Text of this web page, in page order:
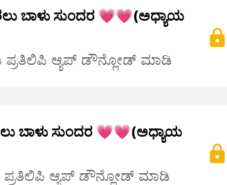
ಬಾಳು ಸುಂದರ 💗💗(ಅಧ್ಯಾಯ
ಪ್ರತಿಲಿಪಿ ಆ್ಯಪ್ ಡೌನ್ಲೋಡ್ ಮಾಡಿ
ಬಾಳು ಸುಂದರ 💗💗(ಅಧ್ಯಾಯ
ಪ್ರತಿಲಿಪಿ ಆ್ಯಪ್ ಡೌನ್ಲೋಡ್ ಮಾಡಿ